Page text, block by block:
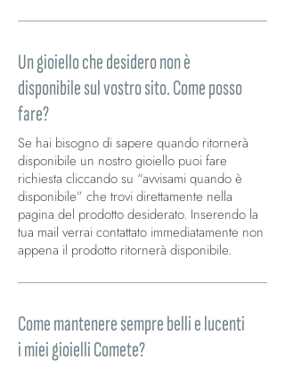
Un gioiello che desidero non è
disponibile sul vostro sito. Come posso
fare?
Se hai bisogno di sapere quando ritornerà
disponibile un nostro gioiello puoi fare
richiesta cliccando su “avvisami quando è
disponibile” che trovi direttamente nella
pagina del prodotto desiderato. Inserendo la
tua mail verrai contattato immediatamente non
appena il prodotto ritornerà disponibile.
Come mantenere sempre belli e lucenti
i miei gioielli Comete?